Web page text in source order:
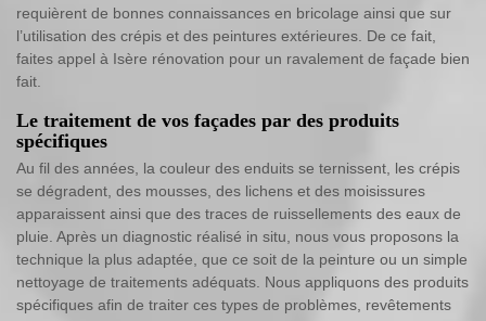
requièrent de bonnes connaissances en bricolage ainsi que sur
l’utilisation des crépis et des peintures extérieures. De ce fait,
faites appel à Isère rénovation pour un ravalement de façade bien
fait.
Le traitement de vos façades par des produits
spécifiques
Au fil des années, la couleur des enduits se ternissent, les crépis
se dégradent, des mousses, des lichens et des moisissures
apparaissent ainsi que des traces de ruissellements des eaux de
pluie. Après un diagnostic réalisé in situ, nous vous proposons la
technique la plus adaptée, que ce soit de la peinture ou un simple
nettoyage de traitements adéquats. Nous appliquons des produits
spécifiques afin de traiter ces types de problèmes, revêtements